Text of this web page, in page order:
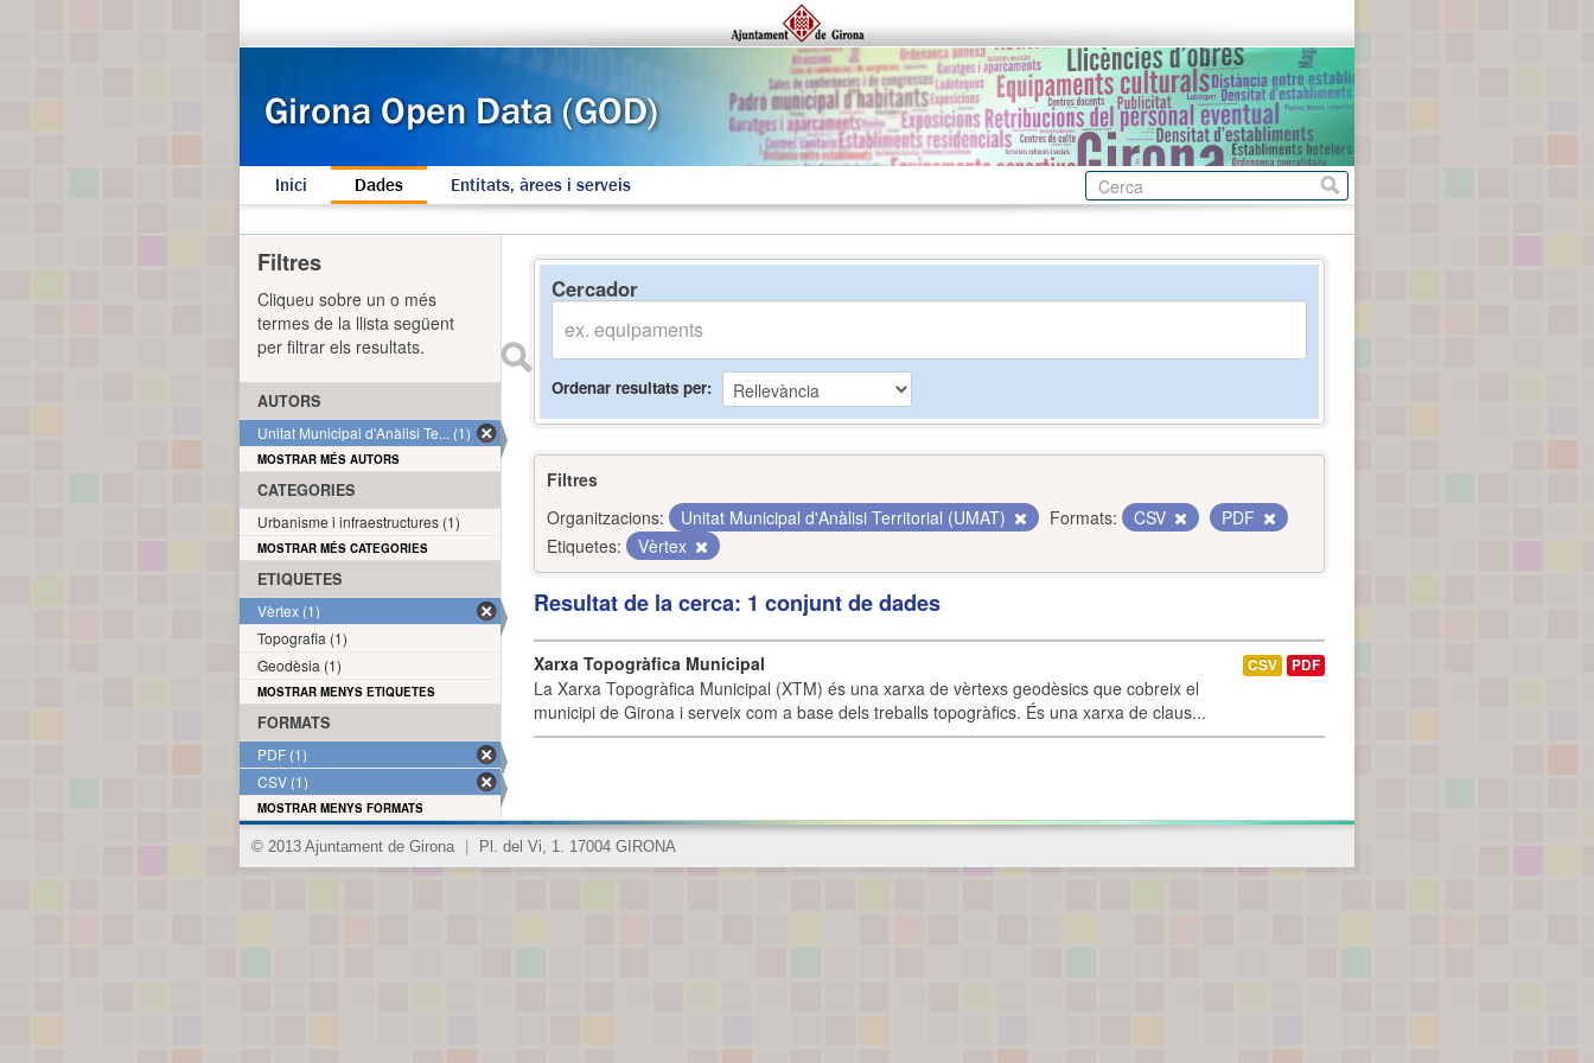
Inici Dades Entitats, àrees i serveis
Cercador
Ordenar resultats per
Filtres
Organitzacions:
Unitat Municipal d'Anàlisi Territorial (UMAT) Formats: CSV
PDF
Etiquetes:
Vèrtex
Resultat de la cerca: 1 conjunt de dades
Xarxa Topogràfica Municipal
La Xarxa Topogràfica Municipal (XTM) és una xarxa de vèrtexs geodèsics que cobreix el
municipi de Girona i serveix com a base dels treballs topogràfics. És una xarxa de claus...
CSV PDF
Filtres
Cliqueu sobre un o més
termes de la llista següent
per filtrar els resultats.
AUTORS
Unitat Municipal d'Anàlisi Te... (1)
MOSTRAR MÉS AUTORS
CATEGORIES
Urbanisme i infraestructures (1)
MOSTRAR MÉS CATEGORIES
ETIQUETES
Vèrtex (1)
Topografia (1)
Geodèsia (1)
MOSTRAR MENYS ETIQUETES
FORMATS
PDF (1)
CSV (1)
MOSTRAR MENYS FORMATS
© 2013 Ajuntament de Girona Pl. del Vi, 1. 17004 GIRONA